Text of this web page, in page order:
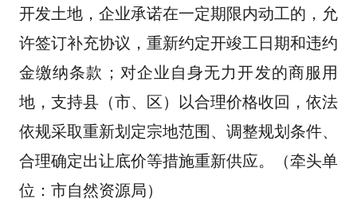
开发土地，企业承诺在一定期限内动工的，允
许签订补充协议，重新约定开竣工日期和违约
金缴纳条款；对企业自身无力开发的商服用
地，支持县（市、区）以合理价格收回，依法
依规采取重新划定宗地范围、调整规划条件、
合理确定出让底价等措施重新供应。（牵头单
位：市自然资源局）